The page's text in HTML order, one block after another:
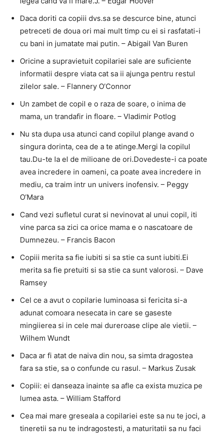
Daca doriti ca copiii dvs.sa se descurce bine, atunci
petreceti de doua ori mai mult timp cu ei si rasfatati-i
cu bani in jumatate mai putin. – Abigail Van Buren
Oricine a supravietuit copilariei sale are suficiente
informatii despre viata cat sa ii ajunga pentru restul
zilelor sale. – Flannery O’Connor
Un zambet de copil e o raza de soare, o inima de
mama, un trandafir in floare. – Vladimir Potlog
Nu sta dupa usa atunci cand copilul plange avand o
singura dorinta, cea de a te atinge.Mergi la copilul
tau.Du-te la el de milioane de ori.Dovedeste-i ca poate
avea incredere in oameni, ca poate avea incredere in
mediu, ca traim intr un univers inofensiv. – Peggy
O’Mara
Cand vezi sufletul curat si nevinovat al unui copil, iti
vine parca sa zici ca orice mama e o nascatoare de
Dumnezeu. – Francis Bacon
Copiii merita sa fie iubiti si sa stie ca sunt iubiti.Ei
merita sa fie pretuiti si sa stie ca sunt valorosi. – Dave
Ramsey
Cel ce a avut o copilarie luminoasa si fericita si-a
adunat comoara nesecata in care se gaseste
mingiierea si in cele mai dureroase clipe ale vietii. –
Wilhem Wundt
Daca ar fi atat de naiva din nou, sa simta dragostea
fara sa stie, sa o confunde cu rasul. – Markus Zusak
Copiii: ei danseaza inainte sa afle ca exista muzica pe
lumea asta. – William Stafford
Cea mai mare greseala a copilariei este sa nu te joci, a
tineretii sa nu te indragostesti, a maturitatii sa nu faci